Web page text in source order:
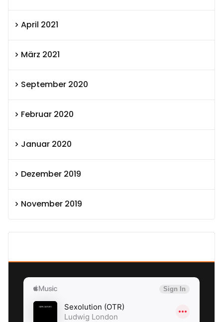
April 2021
März 2021
September 2020
Februar 2020
Januar 2020
Dezember 2019
November 2019